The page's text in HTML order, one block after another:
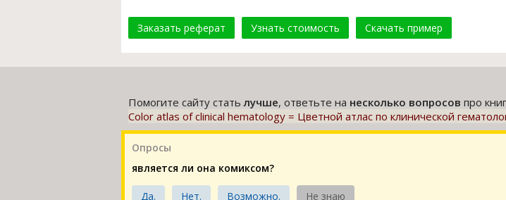
Заказать реферат Узнать стоимость Скачать пример
Помогите сайту статьлучше, ответьте на несколько вопросов про
Color atlas of clinical hematology = Цветной атлас по клинической
Опросы
является ли она комиксом?
Да. Нет. Возможно. Не знаю